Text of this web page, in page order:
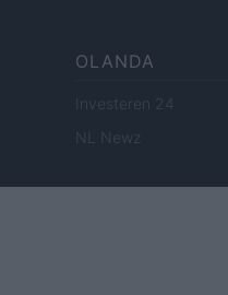
OLANDA
Investeren 24
NL Newz